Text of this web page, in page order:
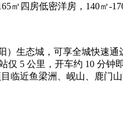
㎡四房低密洋房，140㎡-
生态城，可享全城快速通
5 公里，开车约 10 分钟
临近鱼梁洲、岘山、鹿门